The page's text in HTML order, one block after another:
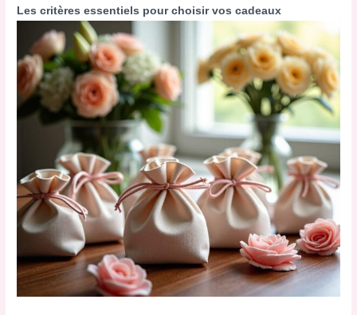
Les critères essentiels pour choisir vos cadeaux